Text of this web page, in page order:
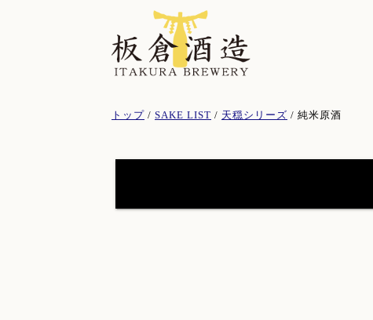
現トップ / SAKE LIST / 天穏シリーズ / 純米原酒